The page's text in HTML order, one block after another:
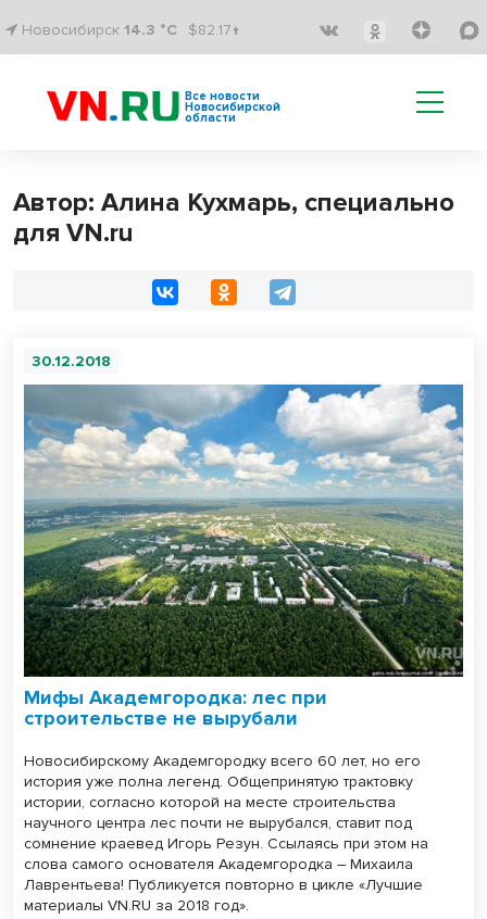
Новосибирск 14.3 °C $82.17↑
Все новости
Новосибирской
области
Автор: Алина Кухмарь, специально
для VN.ru
30.12.2018
Мифы Академгородка: лес при
строительстве не вырубали
Новосибирскому Академгородку всего 60 лет, но его
история уже полна легенд. Общепринятую трактовку
истории, согласно которой на месте строительства
научного центра лес почти не вырубался, ставит под
сомнение краевед Игорь Резун. Ссылаясь при этом на
слова самого основателя Академгородка – Михаила
Лаврентьева! Публикуется повторно в цикле «Лучшие
материалы VN.RU за 2018 год».